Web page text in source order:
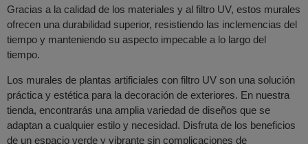
Gracias a la calidad de los materiales y al filtro UV, estos murales
ofrecen una durabilidad superior, resistiendo las inclemencias del
tiempo y manteniendo su aspecto impecable a lo largo del
tiempo.
Los murales de plantas artificiales con filtro UV son una solución
práctica y estética para la decoración de exteriores. En nuestra
tienda, encontrarás una amplia variedad de diseños que se
adaptan a cualquier estilo y necesidad. Disfruta de los beneficios
de un espacio verde y vibrante sin complicaciones de